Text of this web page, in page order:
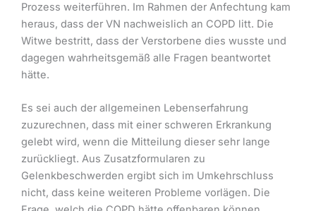
Prozess weiterführen. Im Rahmen der Anfechtung kam
heraus, dass der VN nachweislich an COPD litt. Die
Witwe bestritt, dass der Verstorbene dies wusste und
dagegen wahrheitsgemäß alle Fragen beantwortet
hätte.
Es sei auch der allgemeinen Lebenserfahrung
zuzurechnen, dass mit einer schweren Erkrankung
gelebt wird, wenn die Mitteilung dieser sehr lange
zurückliegt. Aus Zusatzformularen zu
Gelenkbeschwerden ergibt sich im Umkehrschluss
nicht, dass keine weiteren Probleme vorlägen. Die